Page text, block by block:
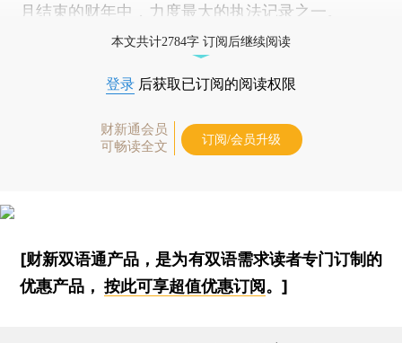
月结束的财年中，力度最大的执法记录之一。
本文共计2784字 订阅后继续阅读
登录 后获取已订阅的阅读权限
财新通会员
可畅读全文
订阅/会员升级
[财新双语通产品，是为有双语需求读者专门订制的
优惠产品，按此可享超值优惠订阅。]